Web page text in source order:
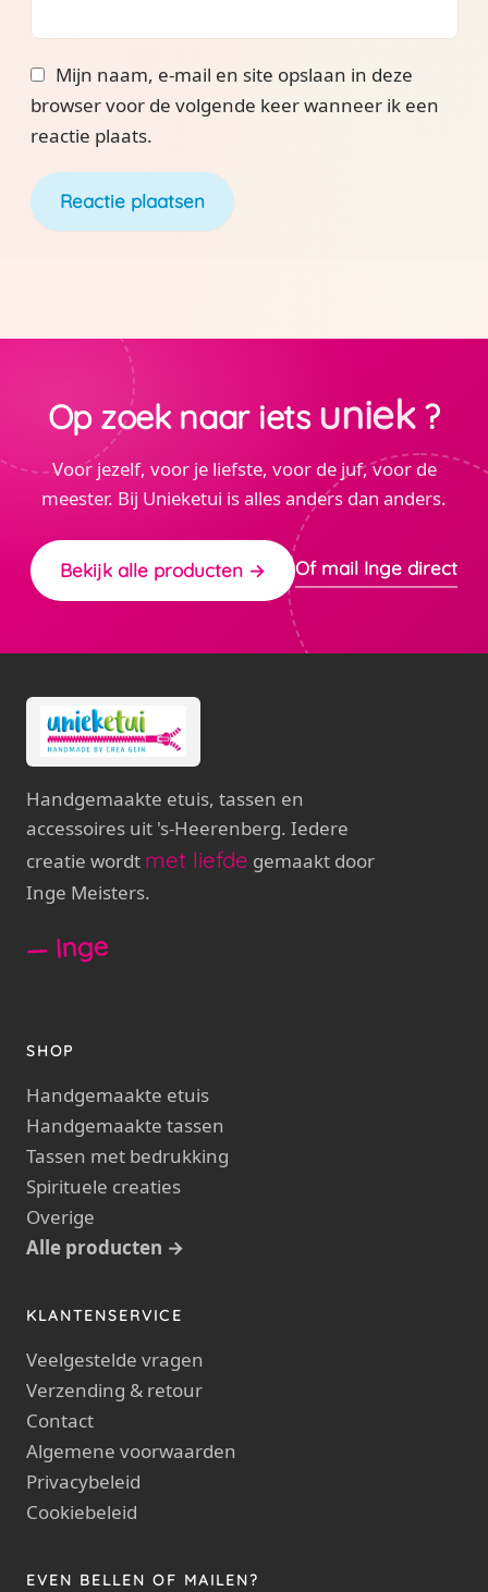
Mijn naam, e-mail en site opslaan in deze
browser voor de volgende keer wanneer ik een
reactie plaats.
Op zoek naar iets uniek?
Voor jezelf, voor je liefste, voor de juf, voor de
meester. Bij Unieketui is alles anders dan anders.
Bekijk alle producten → Of mail Inge direct
Handgemaakte etuis, tassen en
accessoires uit 's-Heerenberg. Iedere
creatie wordt met liefde gemaakt door
Inge Meisters.
— Inge
SHOP
Handgemaakte etuis
Handgemaakte tassen
Tassen met bedrukking
Spirituele creaties
Overige
Alle producten →
KLANTENSERVICE
Veelgestelde vragen
Verzending & retour
Contact
Algemene voorwaarden
Privacybeleid
Cookiebeleid
EVEN BELLEN OF MAILEN?